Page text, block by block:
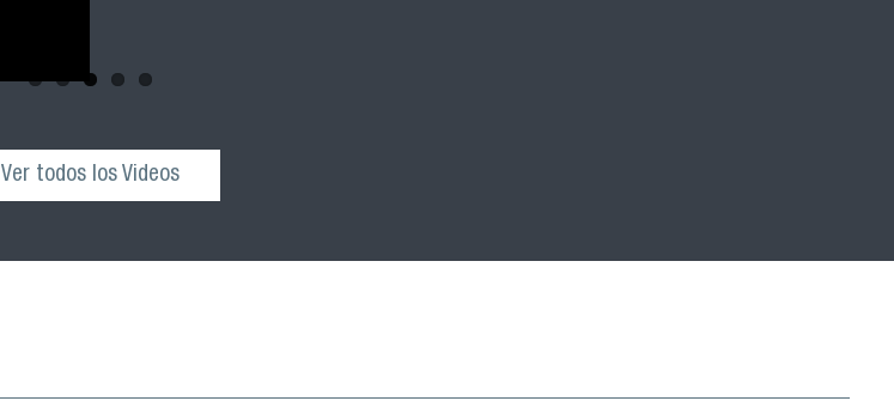
Ver todos los Videos